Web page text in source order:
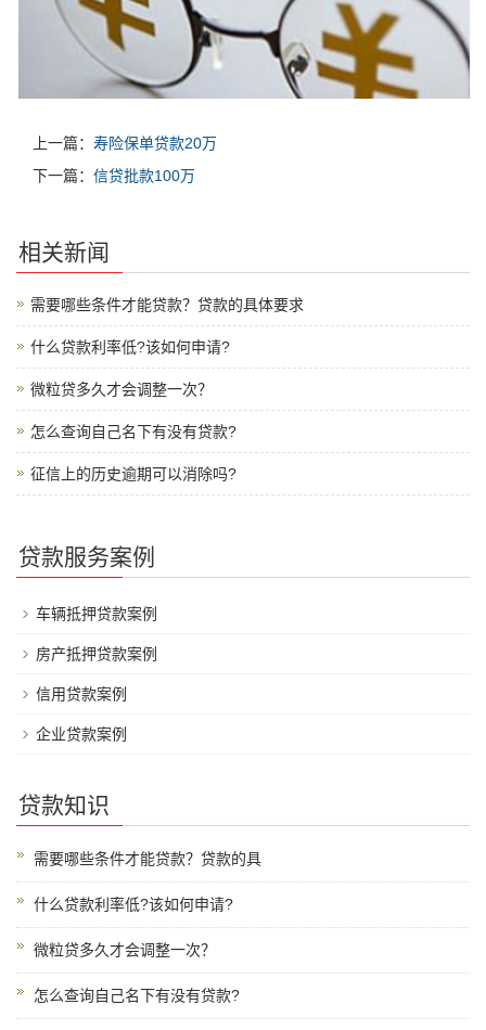
上一篇： 寿险保单贷款20万
下一篇： 信贷批款100万
相关新闻
需要哪些条件才能贷款？贷款的具体要求
什么贷款利率低?该如何申请?
微粒贷多久才会调整一次？
怎么查询自己名下有没有贷款?
征信上的历史逾期可以消除吗?
贷款服务案例
车辆抵押贷款案例
房产抵押贷款案例
信用贷款案例
企业贷款案例
贷款知识
需要哪些条件才能贷款？贷款的具
什么贷款利率低?该如何申请?
微粒贷多久才会调整一次？
怎么查询自己名下有没有贷款?